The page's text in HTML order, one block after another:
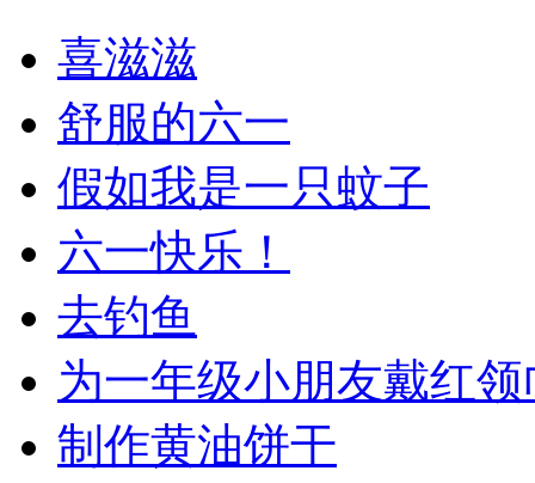
喜滋滋
舒服的六一
假如我是一只蚊子
六一快乐！
去钓鱼
为一年级小朋友戴红领
制作黄油饼干